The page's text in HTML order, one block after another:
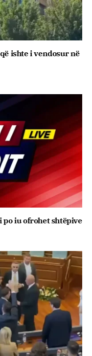
ishte i vendosur në
iu ofrohet shtëpive